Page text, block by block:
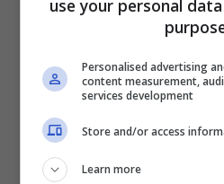
stato caldo come ci
ed anzi, rovesci e
bagnato nuovamente la
speranza è che
ferragosto, magari per …
use your personal
Personalised advertising
content measurement,
services development
Store and/or access
Learn more